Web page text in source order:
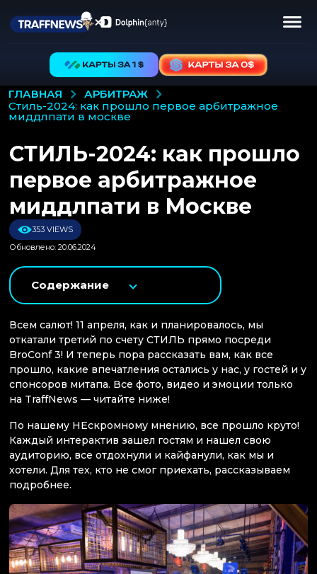
ГЛАВНАЯ
АРБИТРАЖ
стиль-2024: как прошло первое арбитражное
миддлпати в москве
СТИЛЬ-2024: как прошло
первое арбитражное
миддлпати в Москве
353 VIEWS
Обновлено: 20.06.2024
Содержание
Всем салют! 11 апреля, как и планировалось, мы
откатали третий по счету СТИЛЬ прямо посреди
BroConf 3! И теперь пора рассказать вам, как все
прошло, какие впечатления остались у нас, у гостей и у
спонсоров митапа. Все фото, видео и эмоции только
на TraffNews — читайте ниже!
По нашему НЕскромному мнению, все прошло круто!
Каждый интерактив зашел гостям и нашел свою
аудиторию, все отдохнули и кайфанули, как мы и
хотели. Для тех, кто не смог приехать, рассказываем
подробнее.